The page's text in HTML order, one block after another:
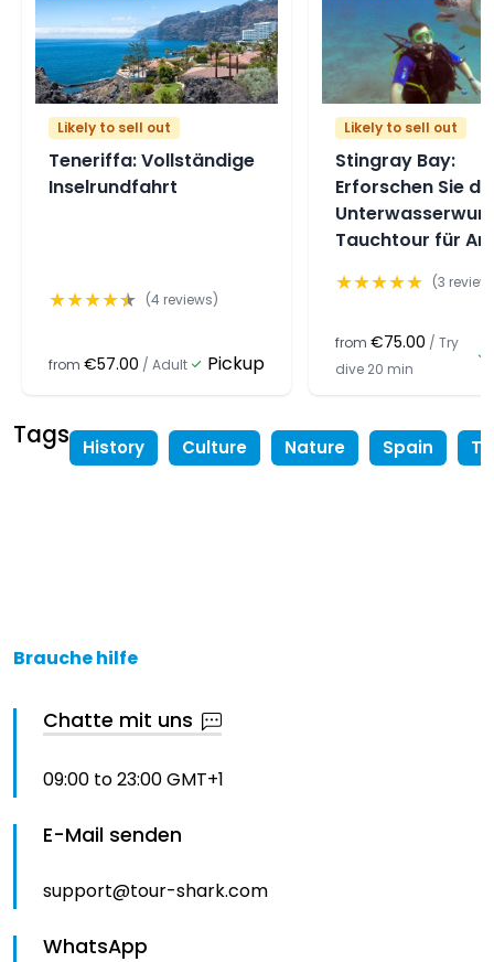
Likely to sell out
Teneriffa: Vollständige
Inselrundfahrt
★★★★★ (4 reviews)
from €57.00 / Adult Pickup
Likely to sell out
Stingray Bay:
Erforschen Sie
Tauchtour für
★★★★★ (3
from €75.00 / Try
dive 20 min
Tags History Culture Nature Spain
Brauche hilfe
Chatte mit uns
09:00 to 23:00 GMT+1
E-Mail senden
support@tour-shark.com
WhatsApp